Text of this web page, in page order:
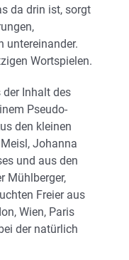
da drin ist, sorgt
untereinander.
Wortspielen.
Inhalt des
Pseudo-
den kleinen
Johanna
und aus den
Mühlberger,
Freier aus
Wien, Paris
der natürlich